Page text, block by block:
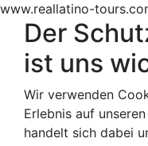
www.reallatino-
Der
ist uns
Wir verwenden
Erlebnis auf
handelt sich dabei